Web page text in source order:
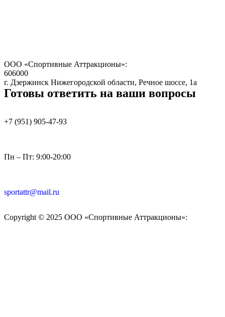
ООО «Спортивные Аттракционы»:
606000
г. Дзержинск Нижегородской области, Речное шоссе, 1а
Готовы ответить на ваши вопросы
+7 (951) 905-47-93
Пн – Пт: 9:00-20:00
sportattr@mail.ru
Copyright © 2025 ООО «Спортивные Аттракционы»: